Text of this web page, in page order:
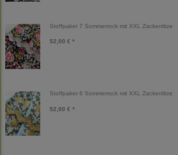
Stoffpaket 7 Sommerrock mit XXL Zackenlitze
52,00 € *
Stoffpaket 6 Sommerrock mit XXL Zackenlitze
52,00 € *